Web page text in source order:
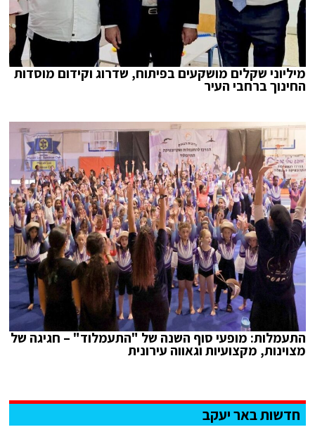
מיליוני שקלים מושקעים בפיתוח, שדרוג וקידום מוסדות
החינוך ברחבי העיר
התעמלות: מופעי סוף השנה של "התעמלוד" – חגיגה של
מצוינות, מקצועיות וגאווה עירונית
חדשות באר יעקב